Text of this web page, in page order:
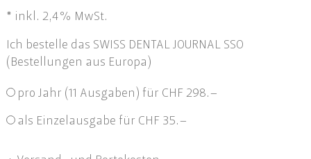
* inkl. 2,4% MwSt.
Ich bestelle das SWISS DENTAL JOURNAL SSO
(Bestellungen aus Europa)
pro Jahr (11 Ausgaben) für CHF 298.–
als Einzelausgabe für CHF 35.–